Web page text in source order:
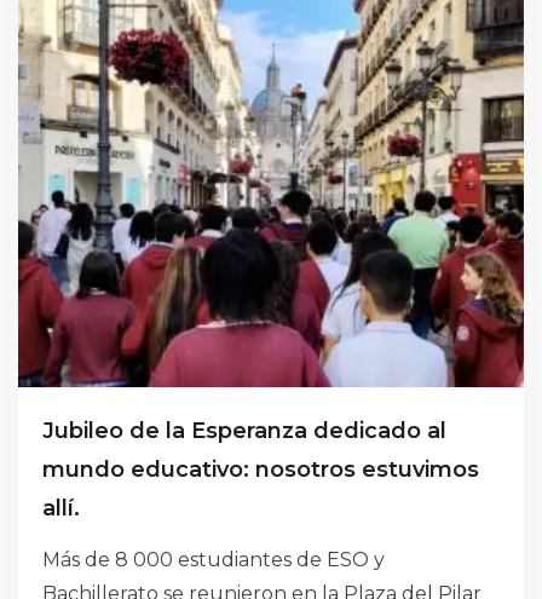
Jubileo de la Esperanza dedicado al
mundo educativo: nosotros estuvimos
allí.
Más de 8 000 estudiantes de ESO y
Bachillerato se reunieron en la Plaza del Pilar